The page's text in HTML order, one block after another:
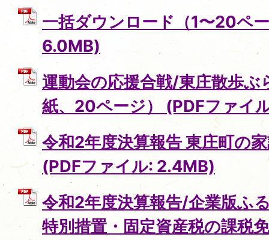
一括ダウンロード（1〜20ペ
6.0MB)
運動会の応援合戦/東庄散歩ぶ
紙、20ページ） (PDFファイ
令和2年度決算報告 東庄町の
(PDFファイル: 2.4MB)
令和2年度決算報告/企業版ふ
特別措置・固定資産税の課税